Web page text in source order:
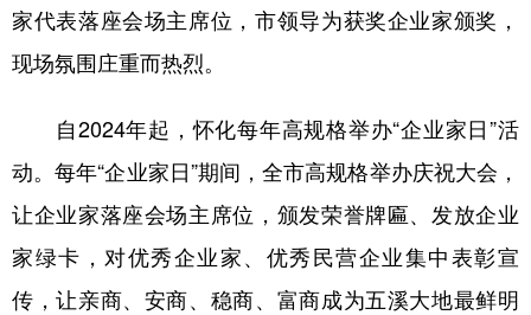
广东 广西 海南 重庆
四川 贵州
陕西 甘肃 青海 宁夏
新疆 内蒙古 黑龙江
多语种频道
家代表落座会场主席位，市领导为获奖企业家颁奖，
现场氛围庄重而热烈。
自2024年起，怀化每年高规格举办“企业家日”活
动。每年“企业家日”期间，全市高规格举办庆祝大会，
让企业家落座会场主席位，颁发荣誉牌匾、发放企业
家绿卡，对优秀企业家、优秀民营企业集中表彰宣
传，让亲商、安商、稳商、富商成为五溪大地最鲜明